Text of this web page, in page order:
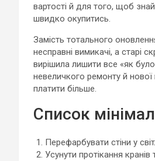
вартості й для того, щоб
швидко окупитись.
Замість тотального
несправні вимикачі, а старі
вирішила лишити все «як
невеличкого ремонту й нової
платити більше.
Список
Перефарбувати стіни у
Усунути протікання кранів